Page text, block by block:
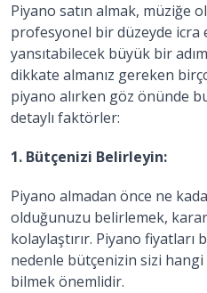
Piyano satın almak, müziğe
profesyonel bir düzeyde icra
yansıtabilecek büyük bir
dikkate almanız gereken
piyano alırken göz önünde
detaylı faktörler:
1. Bütçenizi Belirleyin:
Piyano almadan önce ne
olduğunuzu belirlemek,
kolaylaştırır. Piyano
nedenle bütçenizin sizi hangi
bilmek önemlidir.